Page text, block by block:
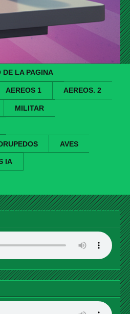
DE LA PAGINA
AEREOS 1 AEREOS. 2
MILITAR
AVES
IA